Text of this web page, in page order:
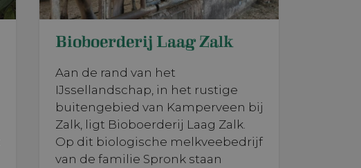
Bioboerderij Laag Zalk
Aan de rand van het
IJssellandschap, in het rustige
buitengebied van Kamperveen bij
Zalk, ligt Bioboerderij Laag Zalk.
Op dit biologische melkveebedrijf
van de familie Spronk staan